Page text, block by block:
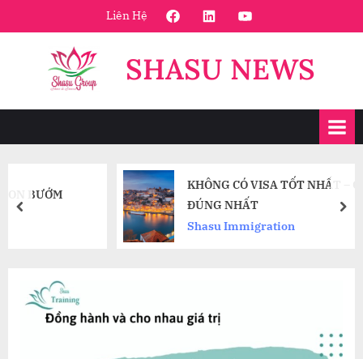
to
Liên Hệ FaceBookLinkedinYoutube
SHASU NEWS
KHÔNG CÓ VISA TỐT NHẤT – CHỈ CÓ VISA
ĐÚNG NHẤT
Shasu Immigration
prev